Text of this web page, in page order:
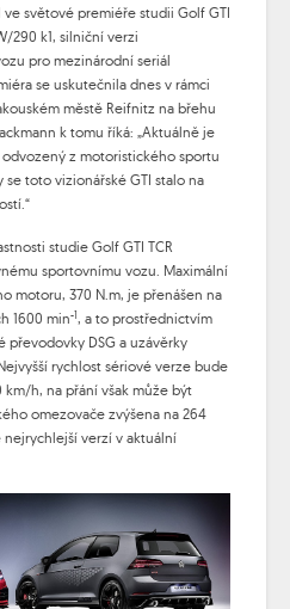
světové premiéře studii Golf GTI
290 k1, silniční verzi
pro mezinárodní seriál
se uskutečnila dnes v rámci
městě Reifnitz na břehu
k tomu říká: „Aktuálně je
z motoristického sportu
toto vizionářské GTI stalo na
studie Golf GTI TCR
sportovnímu vozu. Maximální
motoru, 370 N.m, je přenášen na
1600 min-1, a to prostřednictvím
DSG a uzávěrky
rychlost sériové verze bude
h, na přání však může být
omezovače zvýšena na 264
verzí v aktuální